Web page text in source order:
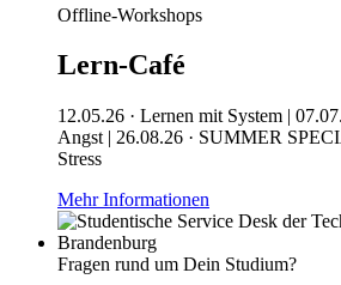
Offline-Workshops
Lern-Café
12.05.26 · Lernen mit System |
Angst | 26.08.26 · SUMMER
Stress
Mehr Informationen
Fragen rund um Dein Studium?